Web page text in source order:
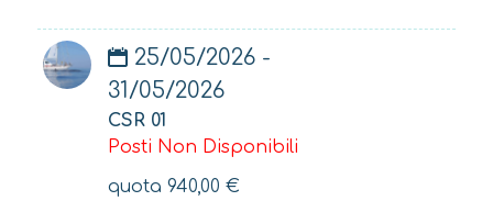
25/05/2026 -
31/05/2026
CSR 01
Posti Non Disponibili
quota 940,00 €